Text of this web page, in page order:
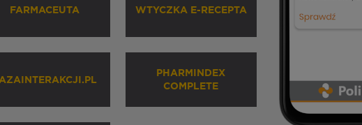
FARMACEUTA WTYCZKA E-RECEPTA
PHARMINDEX
COMPLETE